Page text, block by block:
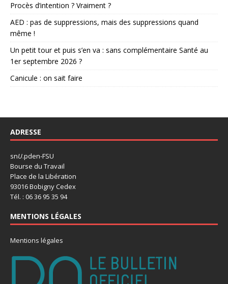
Procès d’intention ? Vraiment ?
AED : pas de suppressions, mais des suppressions quand
même !
Un petit tour et puis s’en va : sans complémentaire Santé au
1er septembre 2026 ?
Canicule : on sait faire
ADRESSE
snU.pden-FSU
Bourse du Travail
Place de la Libération
93016 Bobigny Cedex
Tél. : 06 36 95 35 94
MENTIONS LÉGALES
Mentions légales